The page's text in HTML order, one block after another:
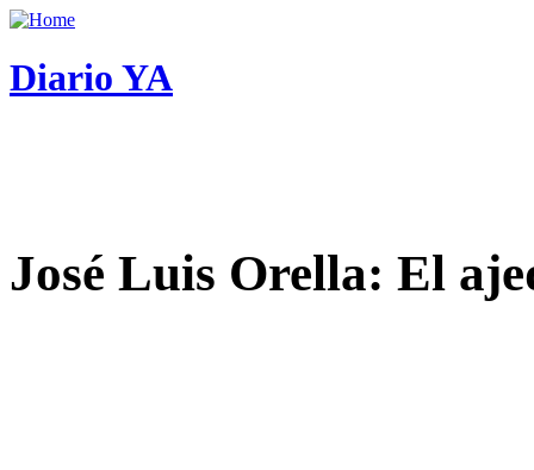
Diario YA
José Luis Orella: El